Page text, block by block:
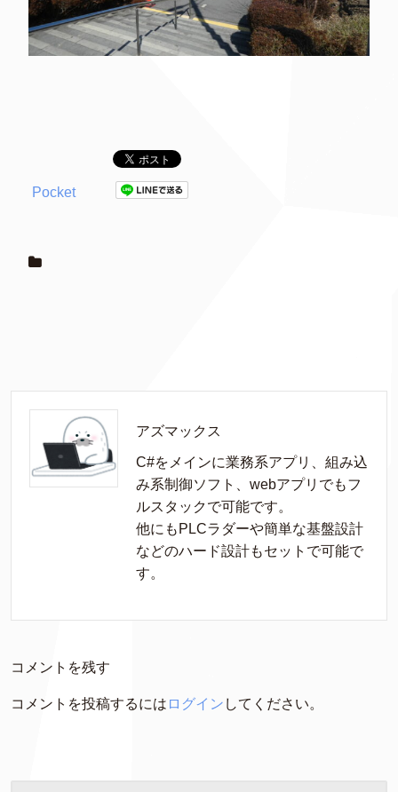
Pocket
アズマックス
C#をメインに業務系アプリ、組み込
み系制御ソフト、webアプリでもフ
ルスタックで可能です。
他にもPLCラダーや簡単な基盤設計
などのハード設計もセットで可能で
す。
コメントを残す
コメントを投稿するには ログイン してください。